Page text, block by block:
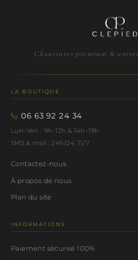
Chaussures premium &
LA BOUTIQUE
06 63 92 24 34
Lun–Ven · 9h–12h & 14h–19h
SMS & mail : 24h/24, 7j/7
Contactez-nous
À propos de nous
Plan du site
INFORMATIONS
Paiement sécurisé 100%